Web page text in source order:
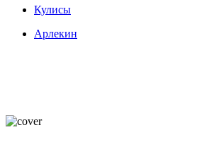
Кулисы
Арлекин